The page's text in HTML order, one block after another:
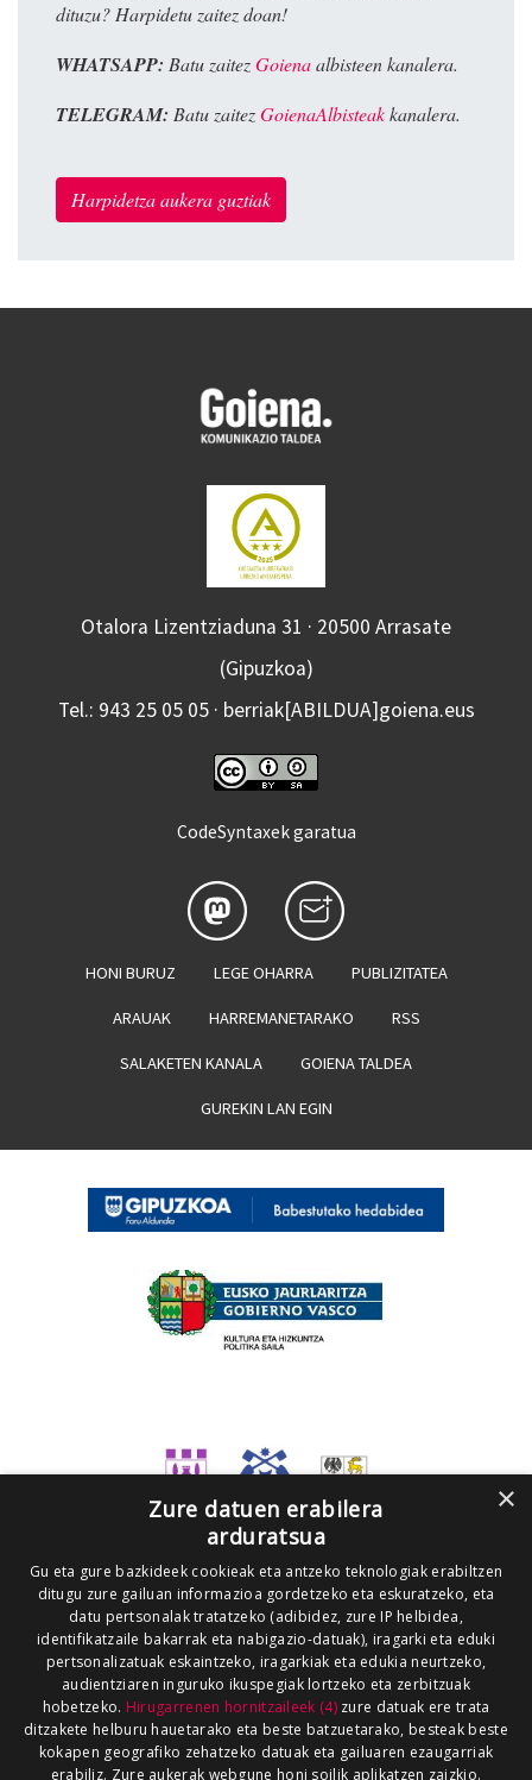
dituzu? Harpidetu zaitez doan!
WHATSAPP: Batu zaitezGoienaalbisteen kanalera.
TELEGRAM: Batu zaitezGoienaAlbisteakkanalera.
Harpidetza aukera guztiak
Otalora Lizentziaduna 31 · 20500 Arrasate
(Gipuzkoa)
Tel.: 943 25 05 05 · berriak[ABILDUA]goiena.eus
CodeSyntaxek garatua
HONI BURUZ LEGE OHARRA PUBLIZITATEA
ARAUAK HARREMANETARAKO RSS
SALAKETEN KANALA GOIENA TALDEA
GUREKIN LAN EGIN
×
Zure datuen erabilera
arduratsua
Gu eta gure bazkideek cookieak eta antzeko teknologiak erabiltzen
ditugu zure gailuan informazioa gordetzeko eta eskuratzeko, eta
datu pertsonalak tratatzeko (adibidez, zure IP helbidea,
identifikatzaile bakarrak eta nabigazio-datuak), iragarki eta eduki
pertsonalizatuak eskaintzeko, iragarkiak eta edukia neurtzeko,
audientziaren inguruko ikuspegiak lortzeko eta zerbitzuak
hobetzeko. Hirugarrenen hornitzaileek (4)zure datuak ere trata
ditzakete helburu hauetarako eta beste batzuetarako, besteak beste
kokapen geografiko zehatzeko datuak eta gailuaren ezaugarriak
erabiliz. Zure aukerak webgune honi soilik aplikatzen zaizkio.